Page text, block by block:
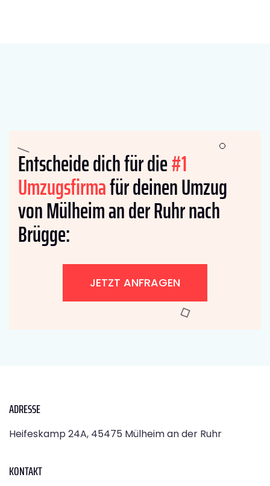
Entscheide dich für die#1
Umzugsfirmafür deinen Umzug
von Mülheim an der Ruhr nach
Brügge:
JETZT ANFRAGEN
ADRESSE
Heifeskamp 24A, 45475 Mülheim an der Ruhr
KONTAKT